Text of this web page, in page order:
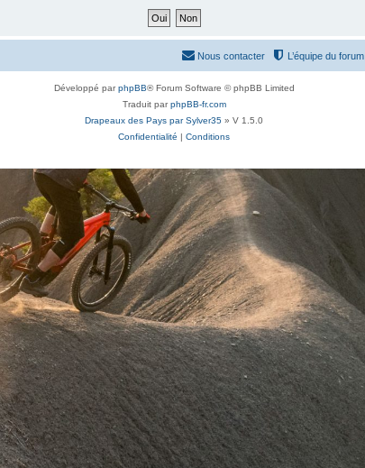
L’équipe du forum
Nous contacter
Développé parphpBB® Forum Software © phpBB Limited
Traduit parphpBB-fr.com
Drapeaux des Pays par Sylver35 » V 1.5.0
Confidentialité
Conditions